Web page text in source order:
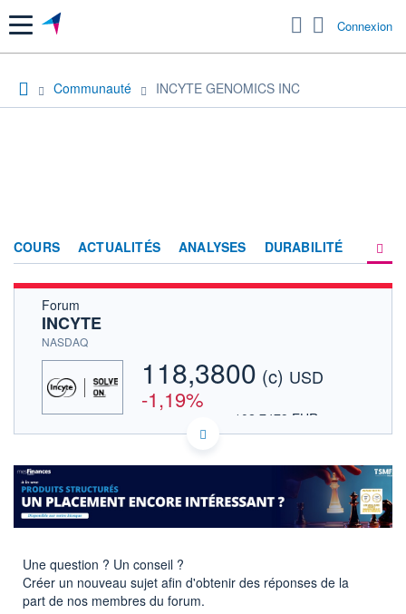
Menu Connexion
Communauté INCYTE GENOMICS INC
COURS ACTUALITÉS ANALYSES DURABILITÉ
PRODUITS DE BOURSE
HISTORIQUE
ACTIONNAIRES
Forum
INCYTE
NASDAQ
118,3800 (c) USD
-1,19%
102,7479 EUR
INDICE DE RÉFÉRENCE
NASDAQ COMPOSITE
US45337C1027 INCY
DONNÉES TEMPS DIFFÉRÉ
Politique d'exécution
Cotation sur les autres places
Une question ? Un conseil ?
Créer un nouveau sujet afin d'obtenir des réponses de la
part de nos membres du forum.